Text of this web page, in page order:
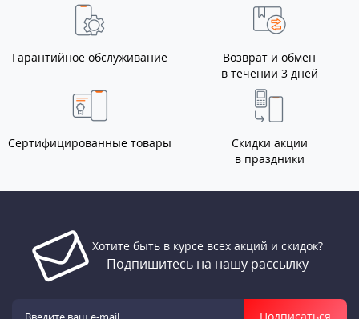
Гарантийное обслуживание
Возврат и обмен
в течении 3 дней
Сертифицированные товары
Скидки акции
в праздники
Хотите быть в курсе всех акций и скидок?
Подпишитесь на нашу рассылку
Подписаться